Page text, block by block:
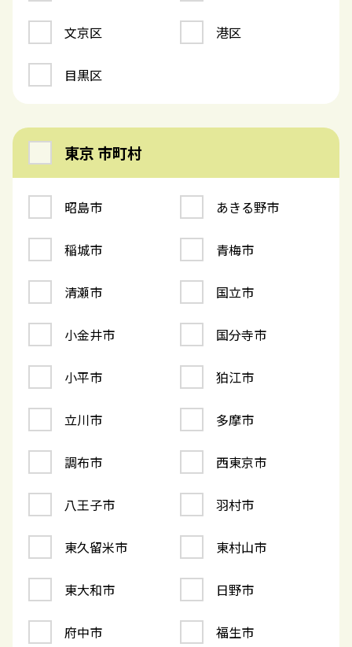
文京区 港区
目黒区
東京 市町村
昭島市 あきる野市
稲城市 青梅市
清瀬市 国立市
小金井市 国分寺市
小平市 狛江市
立川市 多摩市
調布市 西東京市
八王子市 羽村市
東久留米市 東村山市
東大和市 日野市
府中市 福生市